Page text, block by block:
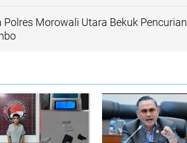
Morowali Utara Bekuk Pencurian